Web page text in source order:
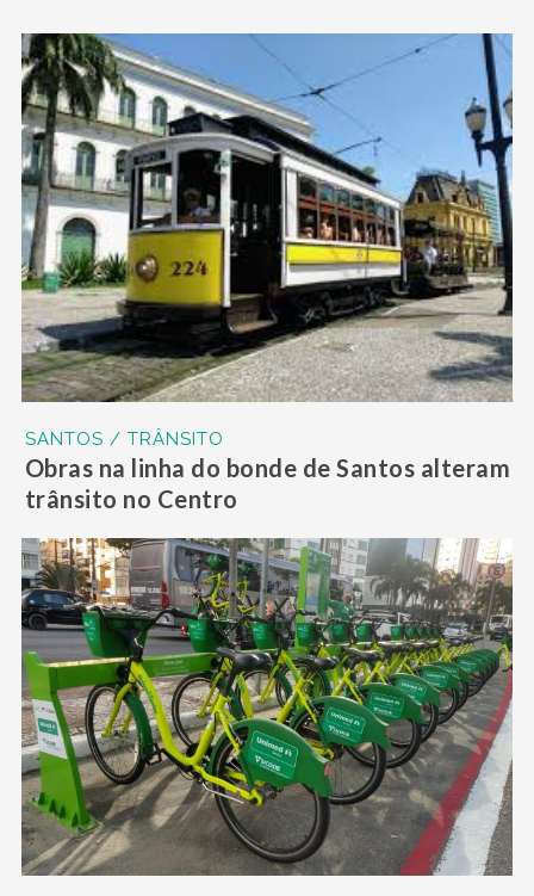
SANTOS / TRÂNSITO
Obras na linha do bonde de Santos alteram
trânsito no Centro